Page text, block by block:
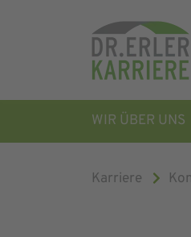
WIR ÜBER UNS
Karriere